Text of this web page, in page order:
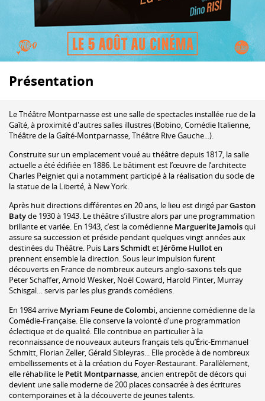
Présentation
Le Théâtre Montparnasse est une salle de spectacles installée rue de la
Gaîté, à proximité d'autres salles illustres (Bobino,Comédie Italienne,
Théâtre de la Gaîté-Montparnasse,Théâtre Rive Gauche...).
Construite sur un emplacement voué au théâtre depuis 1817, la salle
actuelle a été édifiée en 1886. Le bâtiment est l’œuvre de l’architecte
Charles Peigniet qui a notamment participé à la réalisation du socle de
la statue de la Liberté, à New York.
Après huit directions différentes en 20 ans, le lieu est dirigé parGaston
Batyde 1930 à 1943. Le théâtre s’illustre alors par une programmation
brillante et variée. En 1943, c’est la comédienne Marguerite Jamoisqui
assure sa succession et préside pendant quelques vingt années aux
destinées du Théâtre. Puis Lars Schmidtet Jérôme Hulloten
prennent ensemble la direction. Sous leur impulsion furent
découverts en France de nombreux auteurs anglo-saxons tels que
Peter Schaffer, Arnold Wesker, Noël Coward, Harold Pinter, Murray
Schisgal… servis par les plus grands comédiens.
En 1984 arrive Myriam Feune de Colombi, ancienne comédienne de la
Comédie-Française. Elle conserve la volonté d’une programmation
éclectique et de qualité. Elle contribue en particulier à la
reconnaissance de nouveaux auteurs français tels qu’Éric-Emmanuel
Schmitt, Florian Zeller,Gérald Sibleyras... Elle procède à de nombreux
embellissements et à la création du Foyer-Restaurant. Parallèlement,
elle réhabilite le Petit Montparnasse, ancien entrepôt de décors qui
devient une salle moderne de 200 places consacrée à des écritures
contemporaines et à la découverte de jeunes talents.